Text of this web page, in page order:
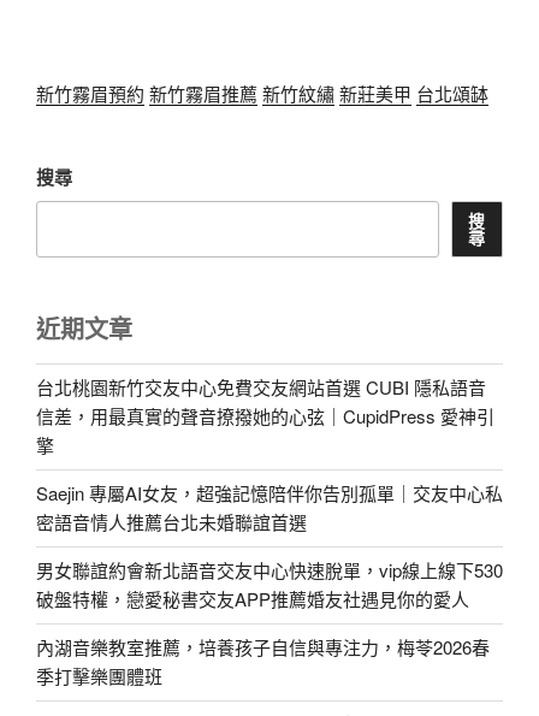
新竹霧眉預約 新竹霧眉推薦 新竹紋繡新莊美甲 台北頌缽
搜尋
搜
尋
近期文章
台北桃園新竹交友中心免費交友網站首選 CUBI 隱私語音
信差，用最真實的聲音撩撥她的心弦｜CupidPress 愛神引
擎
Saejin 專屬AI女友，超強記憶陪伴你告別孤單｜交友中心私
密語音情人推薦台北未婚聯誼首選
男女聯誼約會新北語音交友中心快速脫單，vip線上線下530
破盤特權，戀愛秘書交友APP推薦婚友社遇見你的愛人
內湖音樂教室推薦，培養孩子自信與專注力，梅苓2026春
季打擊樂團體班